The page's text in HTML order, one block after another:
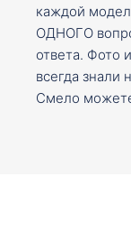
каждой
ОДНОГО
ответа. Фото
всегда знали
Смело